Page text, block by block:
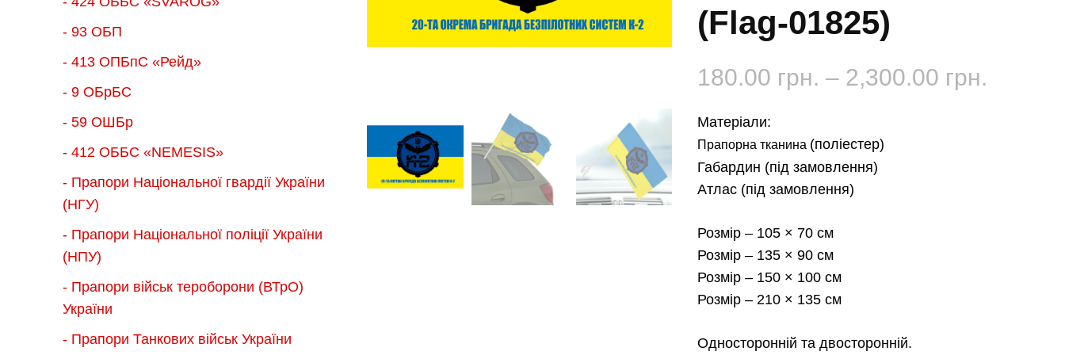
(Flag-01825)
180.00 грн. – 2,300.00 грн.
Матеріали:
Прапорна тканина (поліестер)
Габардин (під замовлення)
Атлас (під замовлення)
Розмір – 105 × 70 см
Розмір – 135 × 90 см
Розмір – 150 × 100 см
Розмір – 210 × 135 см
Односторонній та двосторонній.
- 93 ОБП
- 413 ОПБпС «Рейд»
- 9 ОБрБС
- 59 ОШБр
- 412 ОББС «NEMESIS»
- Прапори Національної гвардії України
(НГУ)
- Прапори Національної поліції України
(НПУ)
- Прапори військ тероборони (ВТрО)
України
- Прапори Танкових військ України